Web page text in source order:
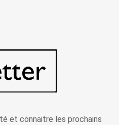
et connaitre les prochains